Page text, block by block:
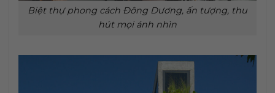
Biệt thự phong cách Đông Dương, ấn tượng, thu
hút mọi ánh nhìn